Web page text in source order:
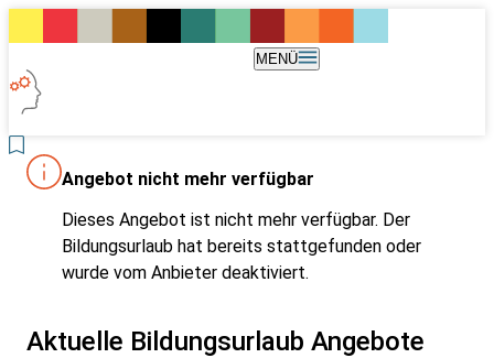
MENÜ
Angebot nicht mehr verfügbar
Dieses Angebot ist nicht mehr verfügbar. Der
Bildungsurlaub hat bereits stattgefunden oder
wurde vom Anbieter deaktiviert.
Aktuelle Bildungsurlaub Angebote